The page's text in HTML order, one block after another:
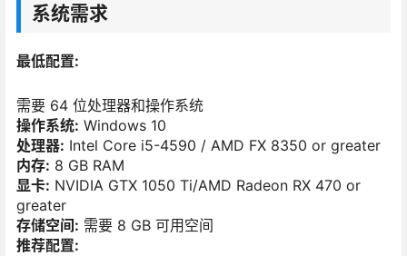
系统需求
最低配置:
需要 64 位处理器和操作系统
操作系统: Windows 10
处理器: Intel Core i5-4590 / AMD FX 8350 or greater
内存: 8 GB RAM
显卡: NVIDIA GTX 1050 Ti/AMD Radeon RX 470 or
greater
存储空间: 需要 8 GB 可用空间
推荐配置: